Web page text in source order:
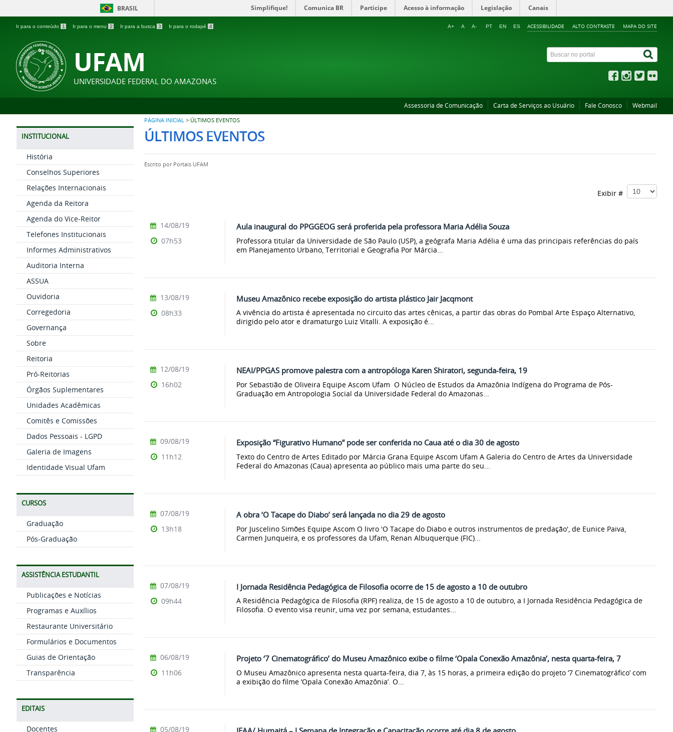
BRASIL Simplifique! Comunica BR Participe Acesso à informação Legislação Canais
Ir para o conteúdo 1 Ir para o menu 2 Ir para a busca 3 Ir para o rodapé 4 ACESSIBILIDADE ALTO CONTRASTE MAPA DO SITE
A+ A A- PT EN ES
UFAM
UNIVERSIDADE FEDERAL DO AMAZONAS
Assessoria de Comunicação Carta de Serviços ao Usuário Fale Conosco Webmail
PÁGINA INICIAL > ÚLTIMOS EVENTOS
INSTITUCIONAL
História
Conselhos Superiores
Relações Internacionais
Agenda da Reitora
Agenda do Vice-Reitor
Telefones Institucionais
Informes Administrativos
Auditoria Interna
ASSUA
Ouvidoria
Corregedoria
Governança
Sobre
Reitoria
Pró-Reitorias
Órgãos Suplementares
Unidades Acadêmicas
Comitês e Comissões
Dados Pessoais - LGPD
Galeria de Imagens
Identidade Visual Ufam
CURSOS
Graduação
Pós-Graduação
ASSISTÊNCIA ESTUDANTIL
Publicações e Notícias
Programas e Auxílios
Restaurante Universitário
Formulários e Documentos
Guias de Orientação
Transparência
EDITAIS
Docentes
ÚLTIMOS EVENTOS
Escrito por Portais UFAM
Exibir #
Aula inaugural do PPGGEOG será proferida pela professora Maria Adélia Souza
Professora titular da Universidade de São Paulo (USP), a geógrafa Maria Adélia é uma das principais referências do país
em Planejamento Urbano, Territorial e Geografia Por Márcia...
14/08/19
07h53
Museu Amazônico recebe exposição do artista plástico Jair Jacqmont
A vivência do artista é apresentada no circuito das artes cênicas, a partir das obras do Pombal Arte Espaço Alternativo,
dirigido pelo ator e dramaturgo Luiz Vitalli. A exposição é...
13/08/19
08h33
NEAI/PPGAS promove palestra com a antropóloga Karen Shiratori, segunda-feira, 19
Por Sebastião de Oliveira Equipe Ascom Ufam O Núcleo de Estudos da Amazônia Indígena do Programa de Pós-
Graduação em Antropologia Social da Universidade Federal do Amazonas...
12/08/19
16h02
Exposição “Figurativo Humano” pode ser conferida no Caua até o dia 30 de agosto
Texto do Centro de Artes Editado por Márcia Grana Equipe Ascom Ufam A Galeria do Centro de Artes da Universidade
Federal do Amazonas (Caua) apresenta ao público mais uma parte do seu...
09/08/19
11h12
A obra ‘O Tacape do Diabo’ será lançada no dia 29 de agosto
Por Juscelino Simões Equipe Ascom O livro 'O Tacape do Diabo e outros instrumentos de predação', de Eunice Paiva,
Carmen Junqueira, e os professores da Ufam, Renan Albuquerque (FIC)...
07/08/19
13h18
I Jornada Residência Pedagógica de Filosofia ocorre de 15 de agosto a 10 de outubro
A Residência Pedagógica de Filosofia (RPF) realiza, de 15 de agosto a 10 de outubro, a I Jornada Residência Pedagógica de
Filosofia. O evento visa reunir, uma vez por semana, estudantes...
07/08/19
09h44
Projeto ‘7 Cinematográfico’ do Museu Amazônico exibe o filme ‘Opala Conexão Amazônia’, nesta quarta-feira, 7
O Museu Amazônico apresenta nesta quarta-feira, dia 7, às 15 horas, a primeira edição do projeto ‘7 Cinematográfico’ com
a exibição do filme ‘Opala Conexão Amazônia’. O...
06/08/19
11h06
05/08/19